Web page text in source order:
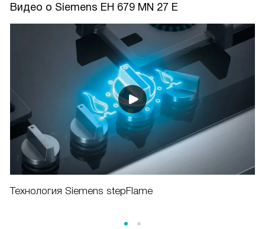
Видео о Siemens EH 679 MN 27 E
Технология Siemens stepFlame